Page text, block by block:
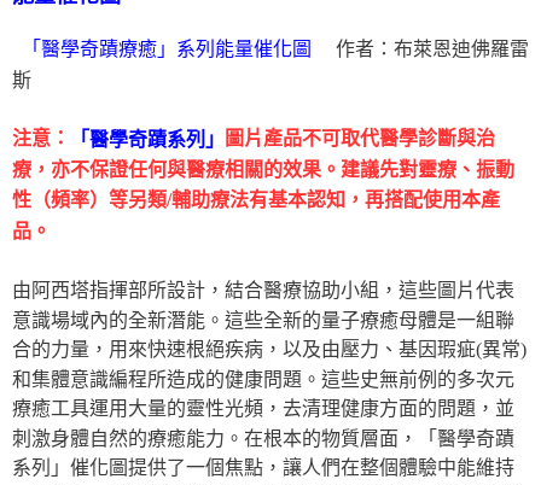
「醫學奇蹟療癒」系列能量催化圖
作者：布萊恩迪佛羅雷
斯
注意： 「醫學奇蹟系列」
圖片產品不可取代醫學診斷與治
療，亦不保證任何與醫療相關的效果。建議先對靈療、振動
性（頻率）等另類/輔助療法有基本認知，再搭配使用本產
品。
由阿西塔指揮部所設計，結合醫療協助小組，這些圖片代表
意識場域內的全新潛能。這些全新的量子療癒母體是一組聯
合的力量，用來快速根絕疾病，以及由壓力、基因瑕疵(異常)
和集體意識編程所造成的健康問題。這些史無前例的多次元
療癒工具運用大量的靈性光頻，去清理健康方面的問題，並
刺激身體自然的療癒能力。在根本的物質層面，「醫學奇蹟
系列」催化圖提供了一個焦點，讓人們在整個體驗中能維持